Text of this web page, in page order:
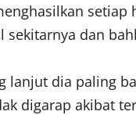
sekitarnya dan
lanjut dia paling
digarap akibat